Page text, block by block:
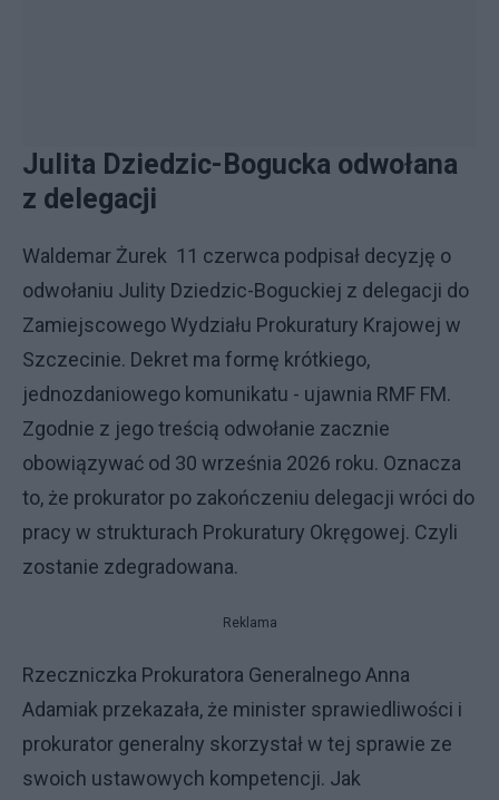
Julita Dziedzic-Bogucka odwołana
z delegacji
Waldemar Żurek 11 czerwca podpisał decyzję o
odwołaniu Julity Dziedzic-Boguckiej z delegacji do
Zamiejscowego Wydziału Prokuratury Krajowej w
Szczecinie. Dekret ma formę krótkiego,
jednozdaniowego komunikatu - ujawnia RMF FM.
Zgodnie z jego treścią odwołanie zacznie
obowiązywać od 30 września 2026 roku. Oznacza
to, że prokurator po zakończeniu delegacji wróci do
pracy w strukturach Prokuratury Okręgowej. Czyli
zostanie zdegradowana.
Reklama
Rzeczniczka Prokuratora Generalnego Anna
Adamiak przekazała, że minister sprawiedliwości i
prokurator generalny skorzystał w tej sprawie ze
swoich ustawowych kompetencji. Jak